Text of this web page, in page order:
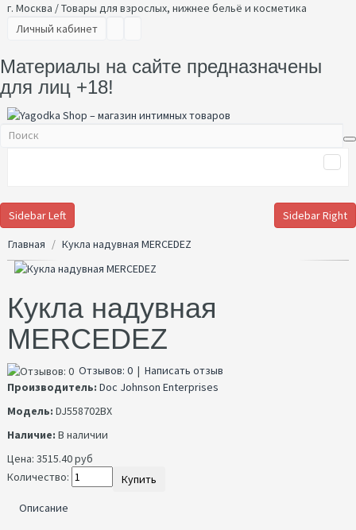
г. Москва / Товары для взрослых, нижнее бельё и косметика
Личный кабинет
Материалы на сайте предназначены
для лиц +18!
Sidebar Left
Sidebar Right
Главная
Кукла надувная MERCEDEZ
Кукла надувная
MERCEDEZ
Отзывов: 0 | Написать отзыв
Производитель: Doc Johnson Enterprises
Модель: DJ558702BX
Наличие: В наличии
Цена: 3515.40 руб
Количество:
Купить
Описание